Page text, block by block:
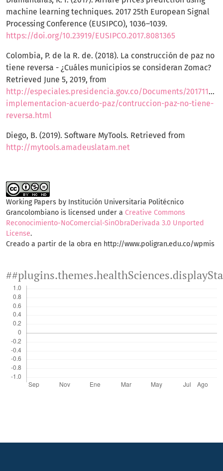
machine learning techniques. 2017 25th European Signal
Processing Conference (EUSIPCO), 1036–1039.
https://doi.org/10.23919/EUSIPCO.2017.8081365
Colombia, P. de la R. de. (2018). La construcción de paz no
tiene reversa - ¿Cuáles municipios se consideran Zomac?
Retrieved June 5, 2019, from
http://especiales.presidencia.gov.co/Documents/20171120-
implementacion-acuerdo-paz/contruccion-paz-no-tiene-
reversa.html
Diego, B. (2019). Software MyTools. Retrieved from
http://mytools.amadeuslatam.net
Working Papers by Institución Universitaria Politécnico
Grancolombiano is licensed under a Creative Commons
Reconocimiento-NoComercial-SinObraDerivada 3.0 Unported
License.
Creado a partir de la obra en http://www.poligran.edu.co/wpmis